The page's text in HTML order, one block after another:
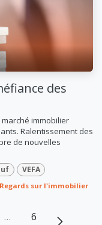
des
marché immobilier
Ralentissement des
de nouvelles
VEFA
Regards sur l'immobilier
… 6